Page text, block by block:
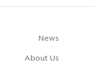
News
About Us